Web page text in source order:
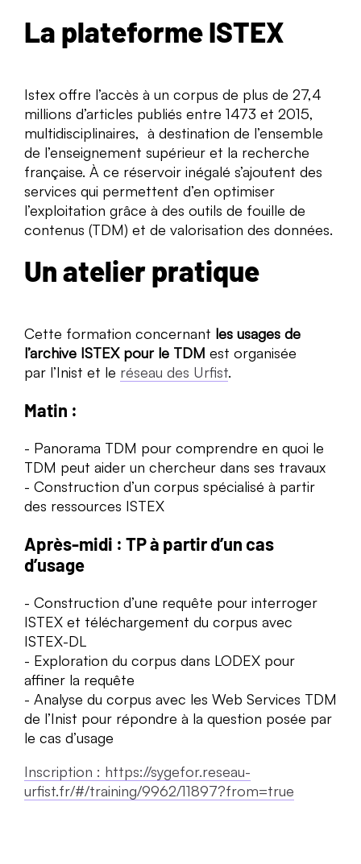
La plateforme ISTEX
Istex offre l’accès à un corpus de plus de 27,4
millions d’articles publiés entre 1473 et 2015,
multidisciplinaires, à destination de l’ensemble
de l’enseignement supérieur et la recherche
française. À ce réservoir inégalé s’ajoutent des
services qui permettent d’en optimiser
l’exploitation grâce à des outils de fouille de
contenus (TDM) et de valorisation des données.
Un atelier pratique
Cette formation concernant les usages de
l’archive ISTEX pour le TDM est organisée
par l’Inist et le réseau des Urfist.
Matin :
Panorama TDM pour comprendre en quoi le
TDM peut aider un chercheur dans ses travaux
Construction d’un corpus spécialisé à partir
des ressources ISTEX
Après-midi : TP à partir d’un cas
d’usage
Construction d’une requête pour interroger
ISTEX et téléchargement du corpus avec
ISTEX-DL
Exploration du corpus dans LODEX pour
affiner la requête
Analyse du corpus avec les Web Services TDM
de l’Inist pour répondre à la question posée par
le cas d’usage
Inscription : https://sygefor.reseau-
urfist.fr/#/training/9962/11897?from=true